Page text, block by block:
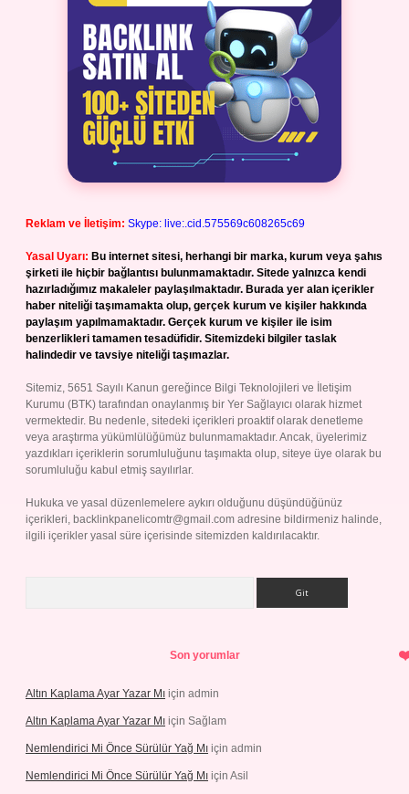
Reklam ve İletişim: Skype: live:.cid.575569c608265c69
Yasal Uyarı: Bu internet sitesi, herhangi bir marka, kurum veya şahıs
şirketi ile hiçbir bağlantısı bulunmamaktadır. Sitede yalnızca kendi
hazırladığımız makaleler paylaşılmaktadır. Burada yer alan içerikler
haber niteliği taşımamakta olup, gerçek kurum ve kişiler hakkında
paylaşım yapılmamaktadır. Gerçek kurum ve kişiler ile isim
benzerlikleri tamamen tesadüfidir. Sitemizdeki bilgiler taslak
halindedir ve tavsiye niteliği taşımazlar.
Sitemiz, 5651 Sayılı Kanun gereğince Bilgi Teknolojileri ve İletişim
Kurumu (BTK) tarafından onaylanmış bir Yer Sağlayıcı olarak hizmet
vermektedir. Bu nedenle, sitedeki içerikleri proaktif olarak denetleme
veya araştırma yükümlülüğümüz bulunmamaktadır. Ancak, üyelerimiz
yazdıkları içeriklerin sorumluluğunu taşımakta olup, siteye üye olarak bu
sorumluluğu kabul etmiş sayılırlar.
Hukuka ve yasal düzenlemelere aykırı olduğunu düşündüğünüz
içerikleri, backlinkpanelicomtr@gmail.com adresine bildirmeniz halinde,
ilgili içerikler yasal süre içerisinde sitemizden kaldırılacaktır.
Son yorumlar
Altın Kaplama Ayar Yazar Mı için admin
Altın Kaplama Ayar Yazar Mı için Sağlam
Nemlendirici Mi Önce Sürülür Yağ Mı için admin
Nemlendirici Mi Önce Sürülür Yağ Mı için Asil